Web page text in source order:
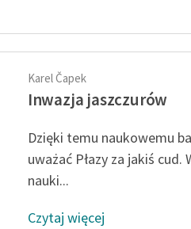
Karel Čapek
Inwazja jaszczurów
Dzięki temu naukowemu
uważać Płazy za jakiś
nauki...
Czytaj więcej